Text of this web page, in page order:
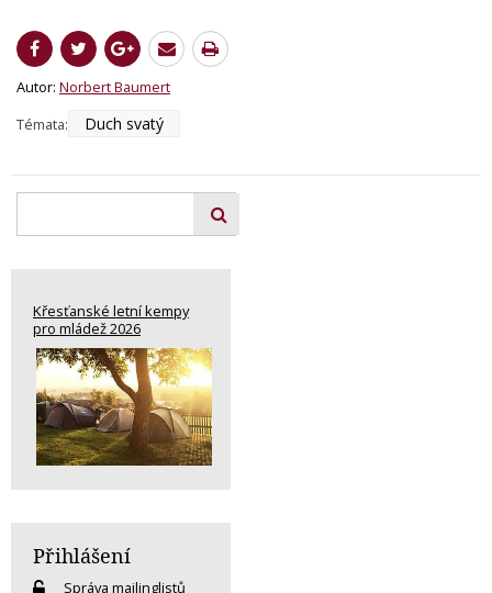
Autor: Norbert Baumert
Témata:
Duch svatý
Křesťanské letní kempy
pro mládež 2026
Přihlášení
Správa mailinglistů